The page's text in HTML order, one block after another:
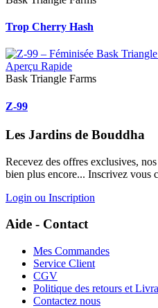
Trop Cherry Hash
Aperçu Rapide
Bask Triangle Farms
Z-99
Les Jardins de Bouddha
Recevez des offres exclusives,
bien plus encore... Inscrivez vous
Login ou Inscription
Aide - Contact
Mes Commandes
Service Client
CGV
Politique des retours et
Contactez nous